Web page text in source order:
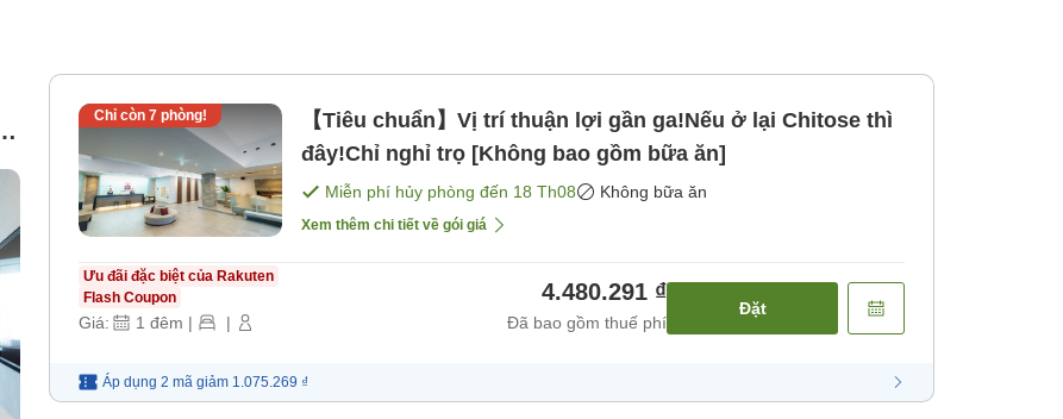
Chỉ còn 7phòng!
【Tiêu chuẩn】Vị trí thuận lợi gần ga!Nếu ở lại Chitose thì
đây!Chỉ nghỉ trọ [Không bao gồm bữa ăn]
Miễn phí hủy phòng đến 18 Th08 Không bữa ăn
Xem thêm chi tiết về gói giá
Ưu đãi đặc biệt của Rakuten
Flash Coupon
Giá: 1 đêm | |
4.480.291 ₫
Đã bao gồm thuế phí
Đặt
Áp dụng 2 mã giảm 1.075.269 ₫